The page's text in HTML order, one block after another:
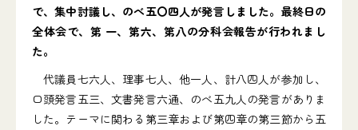
で、集中討議し、のべ五〇四人が発言しました。最終日の
全体会で、第 一、第六、第八の分科会報告が行われまし
た。
代議員七六人、理事七人、他一人、計八四人が参加し、
口頭発言五三、文書発言六通、のべ五九人の発言がありま
した。テーマに関わる第三章および第四章の第三節から五